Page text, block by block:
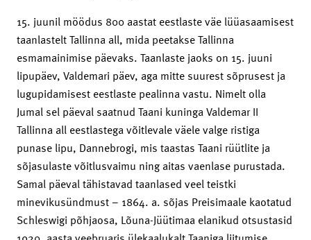
15. juunil möödus 800 aastat eestlaste väe lüüasaamisest
taanlastelt Tallinna all, mida peetakse Tallinna
esmamainimise päevaks. Taanlaste jaoks on 15. juuni
lipupäev, Valdemari päev, aga mitte suurest sõprusest ja
lugupidamisest eestlaste pealinna vastu. Nimelt olla
Jumal sel päeval saatnud Taani kuninga Valdemar II
Tallinna all eestlastega võitlevale väele valge ristiga
punase lipu, Dannebrogi, mis taastas Taani rüütlite ja
sõjasulaste võitlusvaimu ning aitas vaenlase purustada.
Samal päeval tähistavad taanlased veel teistki
minevikusündmust – 1864. a. sõjas Preisimaale kaotatud
Schleswigi põhjaosa, Lõuna-Jüütimaa elanikud otsustasid